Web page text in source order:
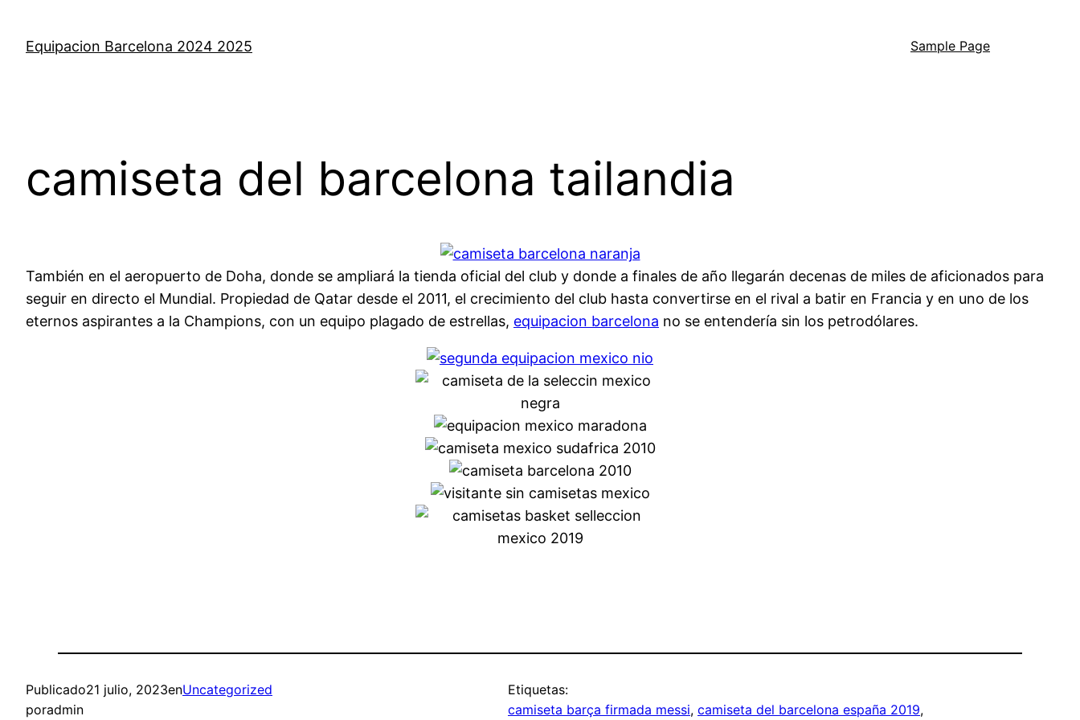
contenido
Equipacion Barcelona 2024 2025 Sample Page
camiseta del barcelona tailandia
También en el aeropuerto de Doha, donde se ampliará la tienda oficial del club y donde a finales de año llegarán decenas de miles de aficionados para
seguir en directo el Mundial. Propiedad de Qatar desde el 2011, el crecimiento del club hasta convertirse en el rival a batir en Francia y en uno de los
eternos aspirantes a la Champions, con un equipo plagado de estrellas, equipacion barcelona no se entendería sin los petrodólares.
Publicado21 julio, 2023enUncategorized
poradmin
Etiquetas:
camiseta barça firmada messi, camiseta del barcelona españa 2019